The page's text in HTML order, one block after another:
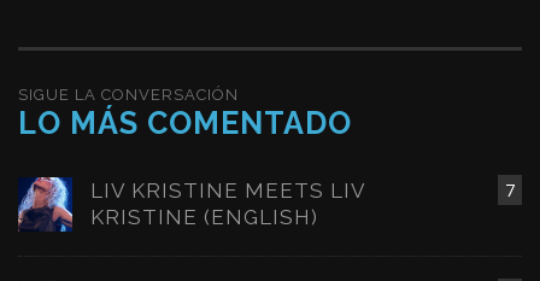
SIGUE LA CONVERSACIÓN
LO MÁS COMENTADO
7
LIV KRISTINE MEETS LIV
KRISTINE (ENGLISH)